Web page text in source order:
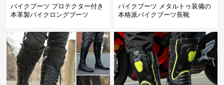
バイクブーツ プロテクター付き
本革製バイクロングブーツ
バイクブーツ メタルトゥ装備の
本格派バイクブーツ長靴